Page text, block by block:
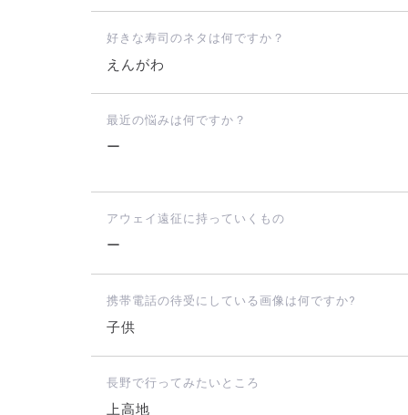
好きな寿司のネタは何ですか？
えんがわ
最近の悩みは何ですか？
ー
アウェイ遠征に持っていくもの
ー
携帯電話の待受にしている画像は何ですか?
子供
長野で行ってみたいところ
上高地